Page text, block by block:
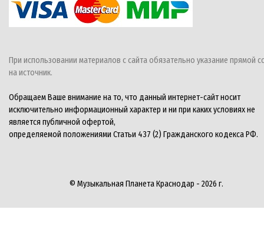
При использовании материалов с сайта обязательно указание прямой
на источник.
Обращаем Ваше внимание на то, что данный интернет-сайт носит
исключительно информационный характер и ни при каких условиях не
является публичной офертой,
определяемой положениями Статьи 437 (2) Гражданского кодекса РФ.
© Музыкальная Планета Краснодар - 2026 г.